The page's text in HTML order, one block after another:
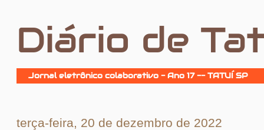
Diário de
Jornal eletrônico colaborativo - Ano 17 -- TATUÍ SP
terça-feira, 20 de dezembro de 2022